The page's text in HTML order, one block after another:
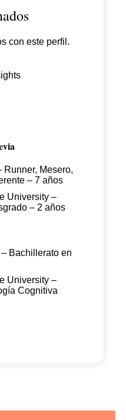
con este perfil.
Runner, Mesero,
– 7 años
University –
– 2 años
Bachillerato en
University –
Cognitiva